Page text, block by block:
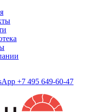
+7 495 649-60-47